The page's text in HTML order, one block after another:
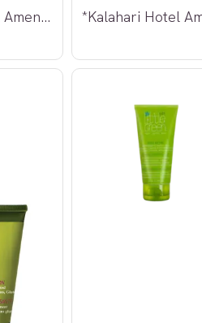
*Kalahari Hotel Amenities Dusjhette